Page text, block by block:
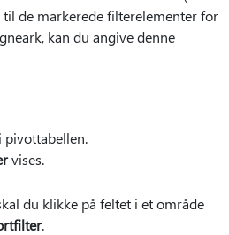
de markerede filterelementer for
kan du angive denne
pivottabellen.
vises.
du klikke på feltet i et område
.